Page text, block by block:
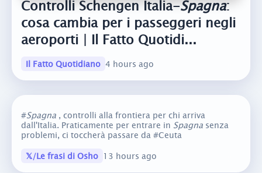
Controlli Schengen Italia-Spagna:
cosa cambia per i passeggeri negli
aeroporti | Il Fatto Quotidi...
Il Fatto Quotidiano 4 hours ago
#Spagna , controlli alla frontiera per chi arriva
dall'Italia. Praticamente per entrare in Spagna senza
problemi, ci toccherà passare da #Ceuta
𝕏/Le frasi di Osho 13 hours ago